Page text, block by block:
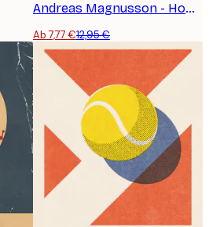
Andreas Magnusson - Home Run Saison Poster
Ab 7,77 €12,95 €